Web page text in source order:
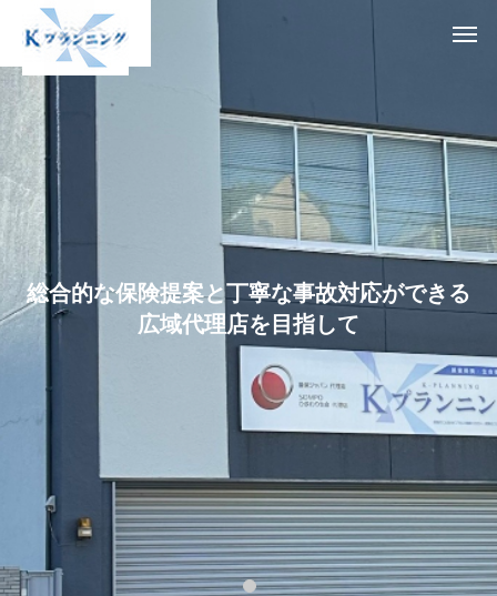
総合的な保険提案と丁寧な事故対応ができ る
広域代理店を 目 指して